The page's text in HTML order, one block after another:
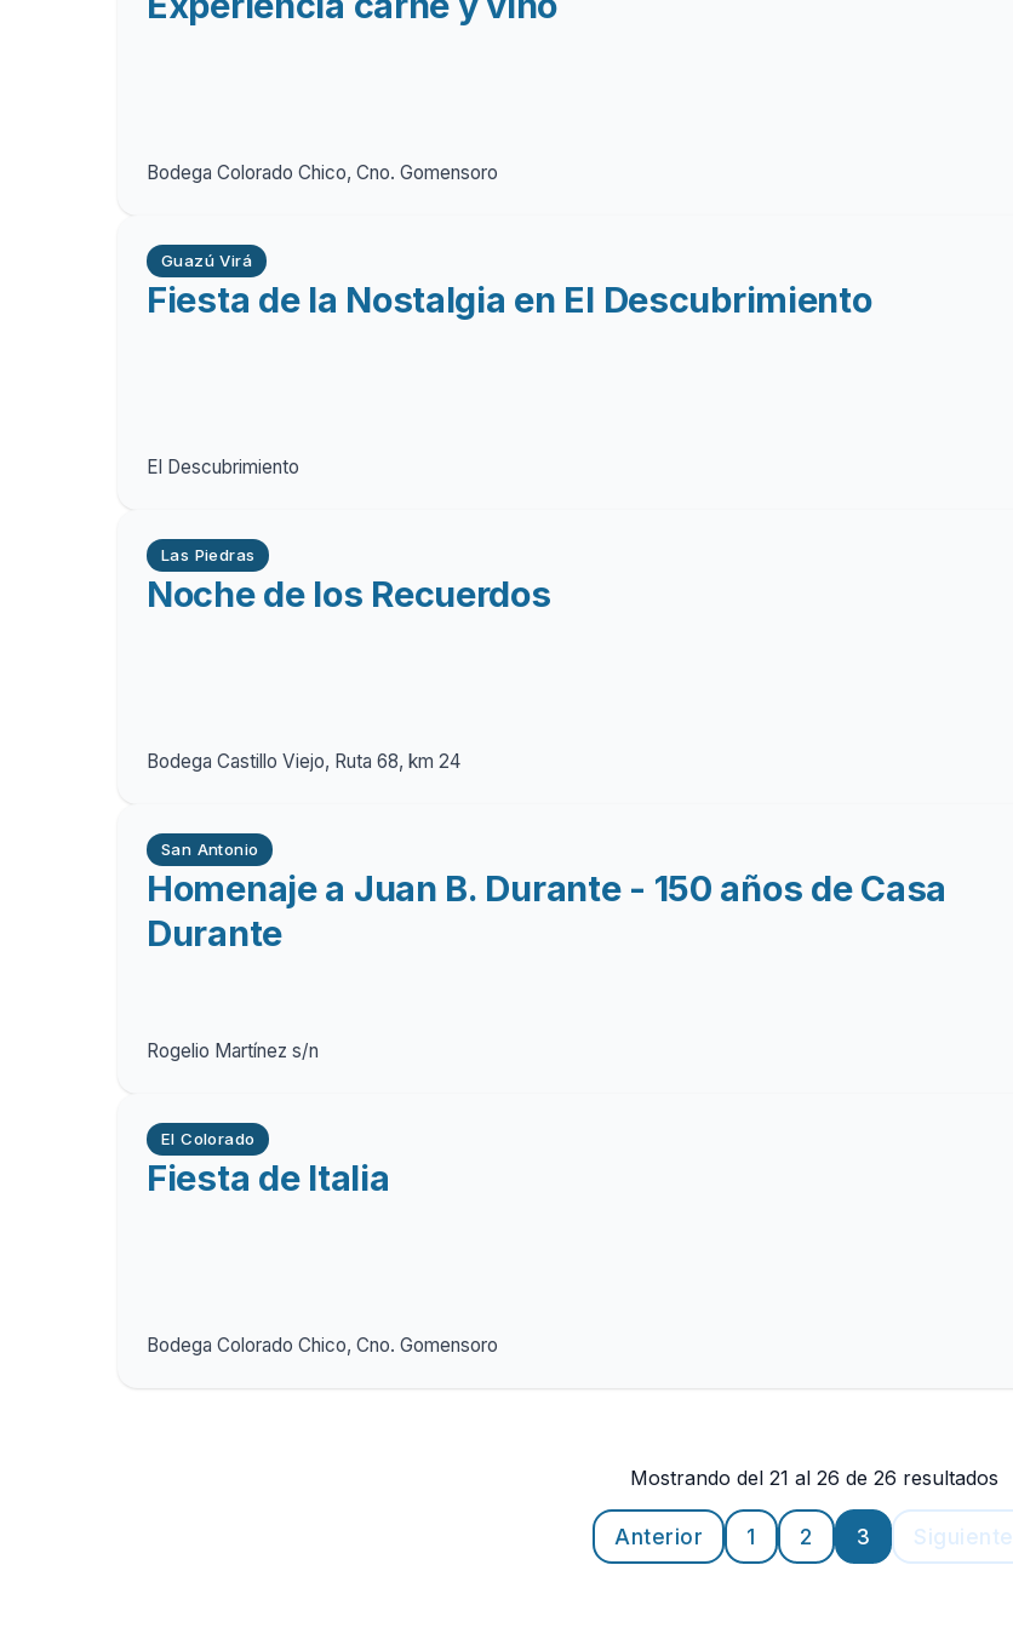
Bodega Colorado Chico, Cno. Gomensoro
Guazú Virá
Fiesta de la Nostalgia en El Descubrimiento
El Descubrimiento
Las Piedras
Noche de los Recuerdos
Bodega Castillo Viejo, Ruta 68, km 24
San Antonio
Homenaje a Juan B. Durante - 150 años de Casa
Durante
Rogelio Martínez s/n
El Colorado
Fiesta de Italia
Bodega Colorado Chico, Cno. Gomensoro
Mostrando del 21 al 26 de 26 resultados
Anterior 1 2 3 Siguiente